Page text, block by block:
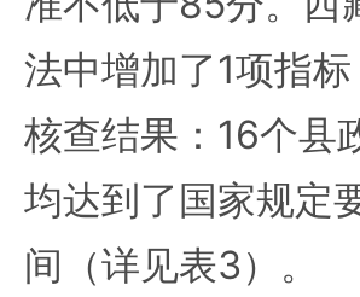
法中增加了1项指
核查结果：16个县
均达到了国家规定
间（详见表3）。